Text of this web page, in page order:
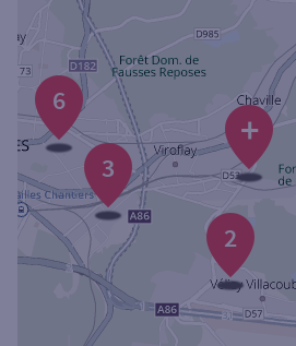
Ville / Code postal
Rue
Rechercher
6
+
3
2